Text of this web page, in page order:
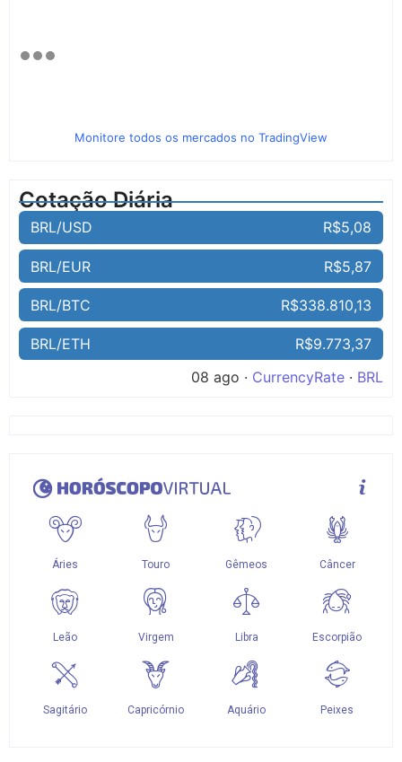
Monitore todos os mercados no TradingView
Cotação Diária
BRL/USD R$5,08
BRL/EUR R$5,87
BRL/BTC R$338.810,13
BRL/ETH
R$9.773,37
08 ago · CurrencyRate · BRL